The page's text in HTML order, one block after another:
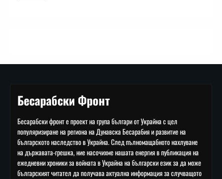
Бесарабски Фронт
Бесарабски фронт е проект на група българи от Украйна с цел
популяризиране на региона на Дунавска Бесарабия и развитие на
българското наследство в Украйна. След пълномащабното нахлуване
на държавата-грешка, ние насочихме нашата енергия в публикация на
ежедневни хроники за войната в Украйна на български език за да може
българският читател да получава актуална информация за случващото